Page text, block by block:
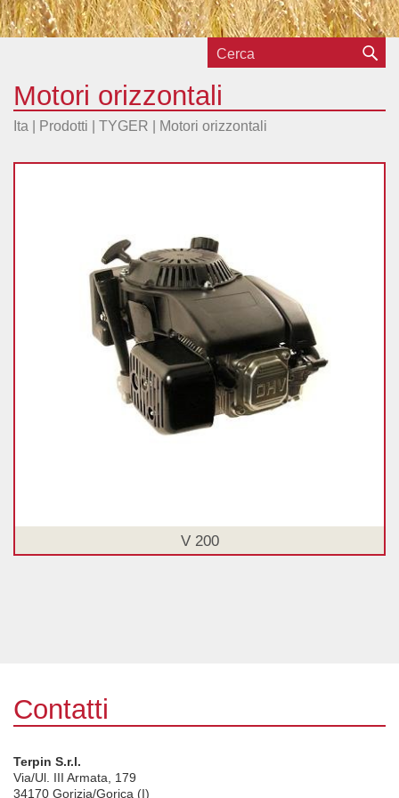
Motori orizzontali
Ita | Prodotti TYGER Motori orizzontali
V 200
Contatti
Terpin S.r.l.
Via/Ul. III Armata, 179
34170 Gorizia/Gorica (I)